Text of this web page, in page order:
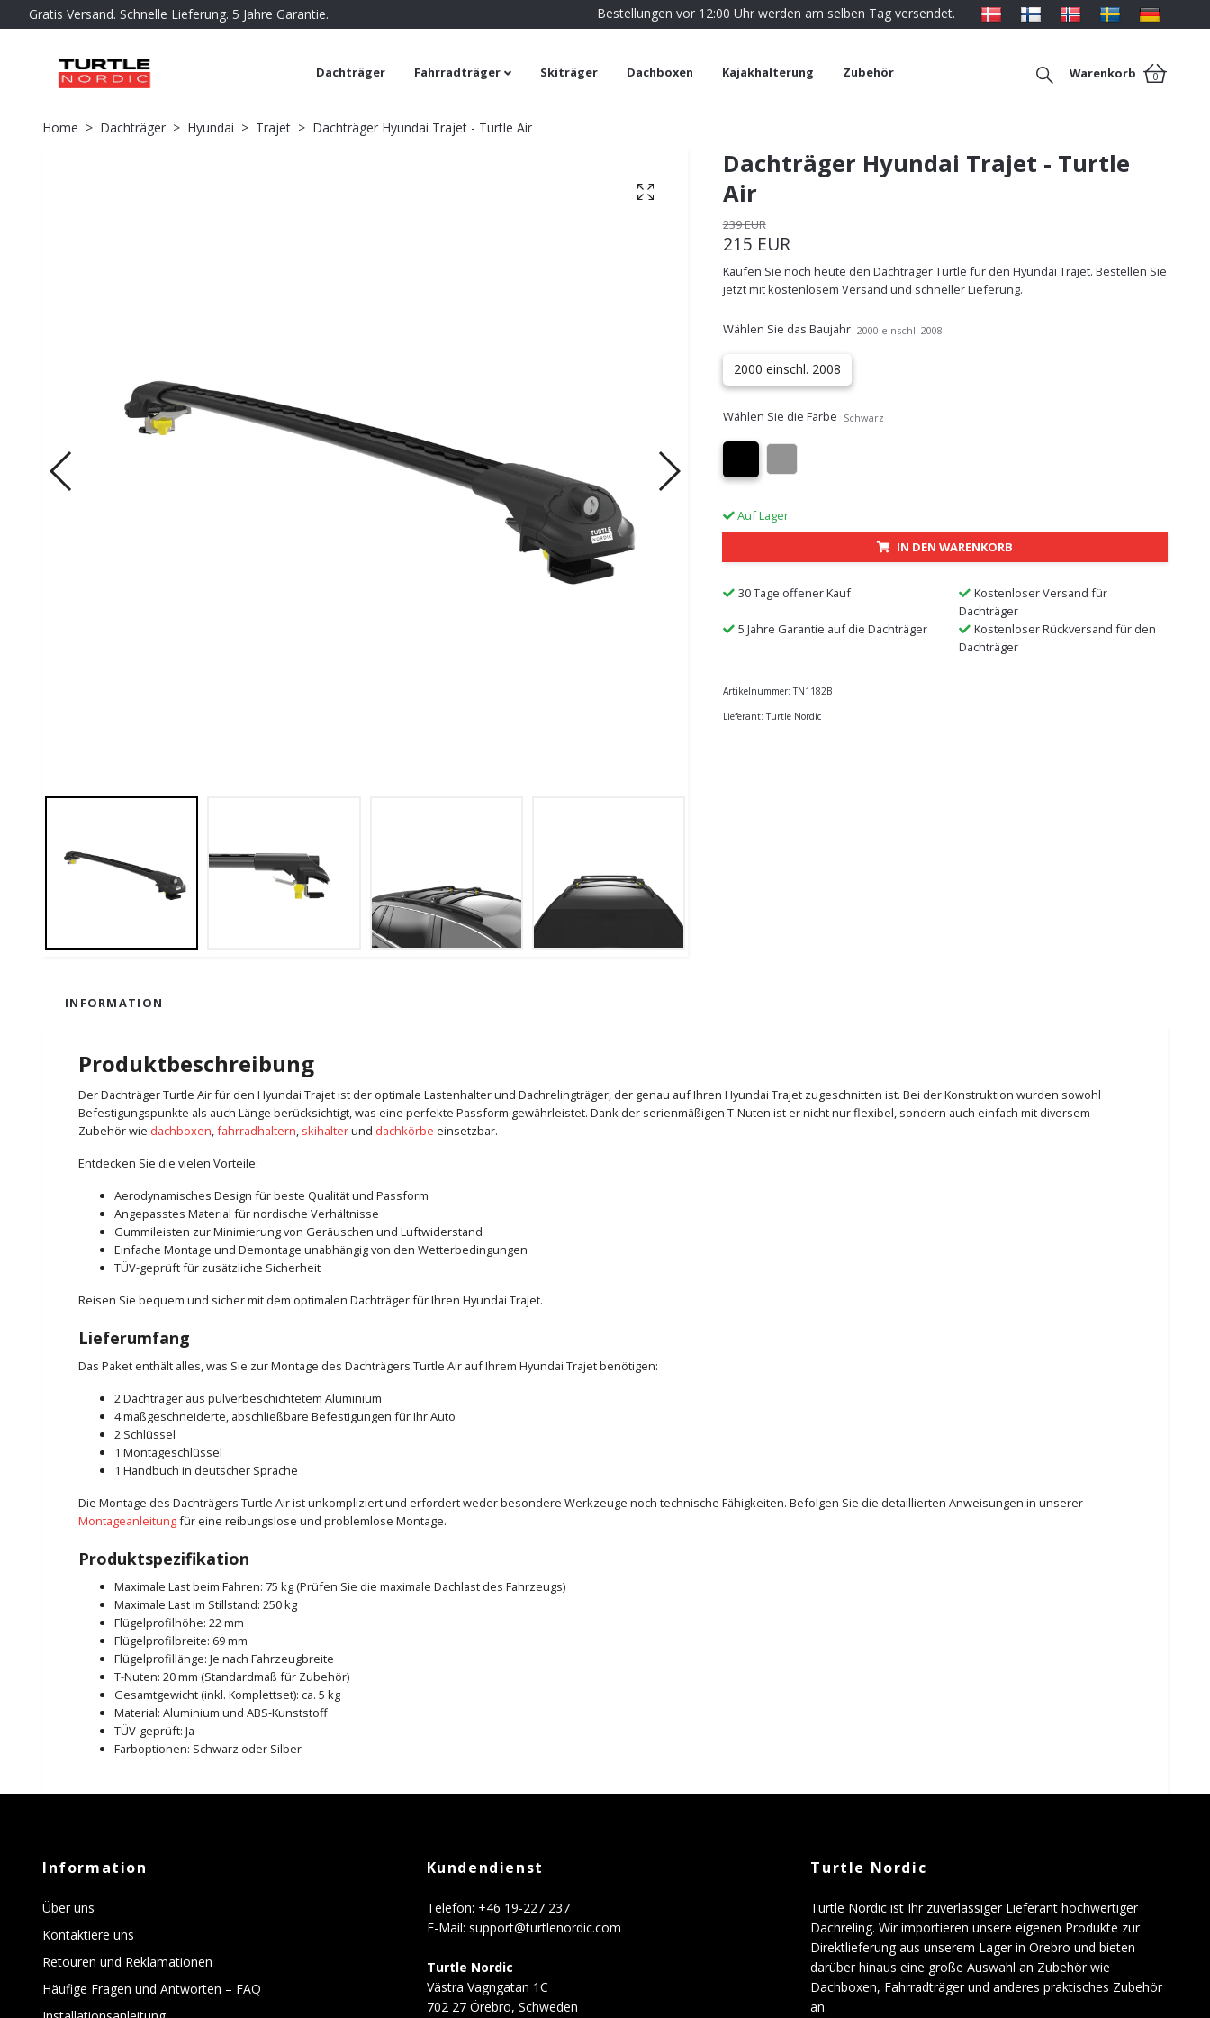
Gratis Versand. Schnelle Lieferung. 5 Jahre Garantie. Bestellungen vor 12:00 Uhr werden am selben Tag versendet.
Dachträger Fahrradträger Skiträger Dachboxen Kajakhalterung Zubehör Warenkorb 0
Home Dachträger Hyundai Trajet Dachträger Hyundai Trajet - Turtle Air
Dachträger Hyundai Trajet - Turtle
Air
239 EUR
215 EUR
Kaufen Sie noch heute den Dachträger Turtle für den Hyundai Trajet. Bestellen Sie
jetzt mit kostenlosem Versand und schneller Lieferung.
Wählen Sie das Baujahr 2000 einschl. 2008
2000 einschl. 2008
Wählen Sie die Farbe Schwarz
Auf Lager
IN DEN WARENKORB
30 Tage offener Kauf
Kostenloser Versand für
Dachträger
5 Jahre Garantie auf die Dachträger
Kostenloser Rückversand für den
Dachträger
Artikelnummer: TN1182B
Lieferant: Turtle Nordic
INFORMATION
Produktbeschreibung
Der Dachträger Turtle Air für den Hyundai Trajet ist der optimale Lastenhalter und Dachrelingträger, der genau auf Ihren Hyundai Trajet zugeschnitten ist. Bei der Konstruktion wurden sowohl
Befestigungspunkte als auch Länge berücksichtigt, was eine perfekte Passform gewährleistet. Dank der serienmäßigen T-Nuten ist er nicht nur flexibel, sondern auch einfach mit diversem
Zubehör wie dachboxen,fahrradhaltern, skihalterund dachkörbe einsetzbar.
Entdecken Sie die vielen Vorteile:
Aerodynamisches Design für beste Qualität und Passform
Angepasstes Material für nordische Verhältnisse
Gummileisten zur Minimierung von Geräuschen und Luftwiderstand
Einfache Montage und Demontage unabhängig von den Wetterbedingungen
TÜV-geprüft für zusätzliche Sicherheit
Reisen Sie bequem und sicher mit dem optimalen Dachträger für Ihren Hyundai Trajet.
Lieferumfang
Das Paket enthält alles, was Sie zur Montage des Dachträgers Turtle Air auf Ihrem Hyundai Trajet benötigen:
2 Dachträger aus pulverbeschichtetem Aluminium
4 maßgeschneiderte, abschließbare Befestigungen für Ihr Auto
2 Schlüssel
1 Montageschlüssel
1 Handbuch in deutscher Sprache
Die Montage des Dachträgers Turtle Air ist unkompliziert und erfordert weder besondere Werkzeuge noch technische Fähigkeiten. Befolgen Sie die detaillierten Anweisungen in unserer
Montageanleitungfür eine reibungslose und problemlose Montage.
Produktspezifikation
Maximale Last beim Fahren: 75 kg (Prüfen Sie die maximale Dachlast des Fahrzeugs)
Maximale Last im Stillstand: 250 kg
Flügelprofilhöhe: 22 mm
Flügelprofilbreite: 69 mm
Flügelprofillänge: Je nach Fahrzeugbreite
T-Nuten: 20 mm (Standardmaß für Zubehör)
Gesamtgewicht (inkl. Komplettset): ca. 5 kg
Material: Aluminium und ABS-Kunststoff
TÜV-geprüft: Ja
Farboptionen: Schwarz oder Silber
Information
Über uns
Kontaktiere uns
Retouren und Reklamationen
Häufige Fragen und Antworten – FAQ
Kundendienst
Telefon: +46 19-227 237
E-Mail: support@turtlenordic.com
Turtle Nordic
Västra Vagngatan 1C
702 27 Örebro, Schweden
Turtle Nordic
Turtle Nordic ist Ihr zuverlässiger Lieferant hochwertiger
Dachreling. Wir importieren unsere eigenen Produkte zur
Direktlieferung aus unserem Lager in Örebro und bieten
darüber hinaus eine große Auswahl an Zubehör wie
Dachboxen, Fahrradträger und anderes praktisches Zubehör
an.